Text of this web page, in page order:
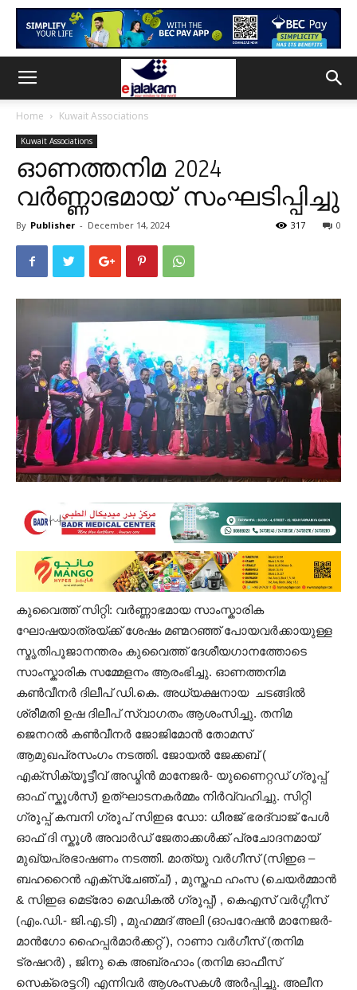
Home Kuwait Associations
Kuwait Associations
ഓണത്തനിമ 2024
വർണ്ണാഭമായ്‌ സംഘടിപ്പിച്ചു
By Publisher - December 14, 2024 0
317
കുവൈത്ത് സിറ്റി: വർണ്ണാഭമായ സാംസ്കാരിക
ഘോഷയാത്രയ്ക്ക്‌ ശേഷം മണ്മറഞ്ഞ്‌‌ പോയവർക്കായുള്ള
സ്മൃതിപൂജാനന്തരം കുവൈത്ത്‌ ദേശീയഗാനത്തോടെ
സാംസ്കാരിക സമ്മേളനം ആരംഭിച്ചു. ഓണത്തനിമ
കൺവീനർ ദിലീപ്‌ ഡി.കെ. അധ്യക്ഷനായ ‌ ചടങ്ങിൽ
ശ്രീമതി ഉഷ ദിലീപ്‌ ‌‌സ്വാഗതം ആശംസിച്ചു. തനിമ
ജെനറൽ കൺവീനർ ജോജിമോൻ തോമസ്‌
ആമുഖപ്രസംഗം നടത്തി. ജോയൽ ജേക്കബ്‌‌ (
എക്സിക്യൂട്ടീവ്‌ അഡ്മിൻ‌ മാനേജർ- യുണൈറ്റഡ്‌ ഗ്രൂപ്പ്‌
ഓഫ്‌ സ്കൂൾസ്‌) ഉത്ഘാടനകർമ്മം നിർവ്വഹിച്ചു. സിറ്റി
ഗ്രൂപ്പ്‌ കമ്പനി ഗ്രൂപ്‌ സിഇഒ ഡോ: ധീരജ്‌ ഭരദ്വാജ്‌ പേൾ
ഓഫ്‌ ദി സ്കൂൾ അവാർഡ്‌ ജേതാക്കൾക്ക്‌ പ്രചോദനമായ്‌
മുഖ്യപ്രഭാഷണം നടത്തി. മാത്യു വർഗീസ്‌ (സിഇഒ –
ബഹറൈൻ എക്സ്ചേഞ്ച്‌) , മുസ്തഫ ഹംസ (ചെയർമ്മാൻ
& സിഇഒ മെട്രോ മെഡികൽ ഗ്രൂപ്പ്‌) , കെഎസ്‌ വർഗ്ഗീസ്‌
(എം.ഡി.- ജി.എ.ടി) , മുഹമ്മദ്‌ അലി (ഓപറേഷൻ മാനേജർ-
മാൻഗോ ഹൈപ്പർമാർക്കറ്റ്‌ ), റാണാ വർഗീസ്‌ (തനിമ
ട്രഷറർ) , ജിനു കെ അബ്രഹാം (തനിമ ഓഫീസ്‌
സെക്രെട്ടറി) എന്നിവർ ആശംസകൾ അർപ്പിച്ചു. അലീന